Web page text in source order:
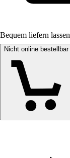
Bequem liefern lassen
Nicht online bestellbar